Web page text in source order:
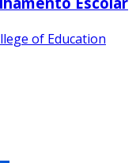
of Education